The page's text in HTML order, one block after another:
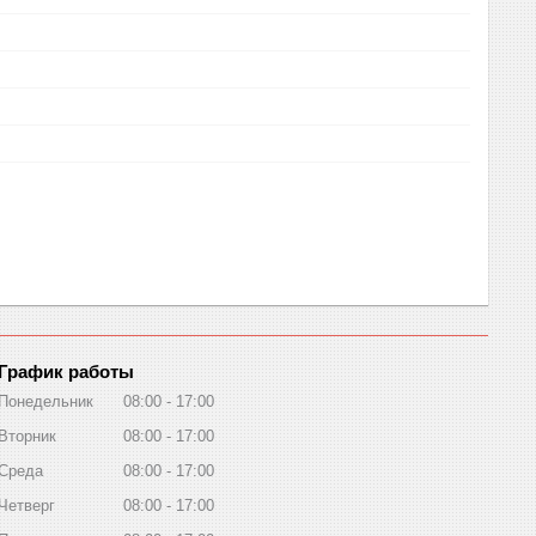
График работы
Понедельник 08:00
17:00
Вторник
08:00
17:00
08:00
17:00
Четверг
08:00
17:00